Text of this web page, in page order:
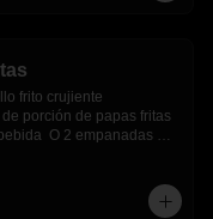
frito crujiente
porción de papas fritas
O 2 empanadas